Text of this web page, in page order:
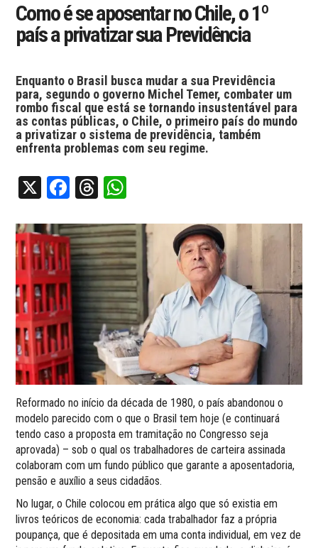
Como é se aposentar no Chile, o 1º
país a privatizar sua Previdência
Enquanto o Brasil busca mudar a sua Previdência
para, segundo o governo Michel Temer, combater um
rombo fiscal que está se tornando insustentável para
as contas públicas, o Chile, o primeiro país do mundo
a privatizar o sistema de previdência, também
enfrenta problemas com seu regime.
X Facebook
Threads
Reformado no início da década de 1980, o país abandonou o
modelo parecido com o que o Brasil tem hoje (e continuará
tendo caso a proposta em tramitação no Congresso seja
aprovada) – sob o qual os trabalhadores de carteira assinada
colaboram com um fundo público que garante a aposentadoria,
pensão e auxílio a seus cidadãos.
No lugar, o Chile colocou em prática algo que só existia em
livros teóricos de economia: cada trabalhador faz a própria
poupança, que é depositada em uma conta individual, em vez de